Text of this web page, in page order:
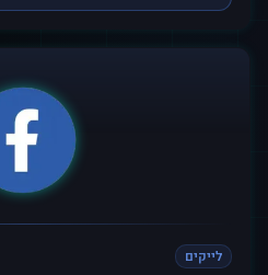
לייקים